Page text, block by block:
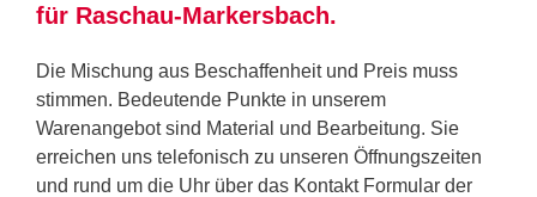
für Raschau-Markersbach.
Die Mischung aus Beschaffenheit und Preis muss
stimmen. Bedeutende Punkte in unserem
Warenangebot sind Material und Bearbeitung. Sie
erreichen uns telefonisch zu unseren Öffnungszeiten
und rund um die Uhr über das Kontakt Formular der